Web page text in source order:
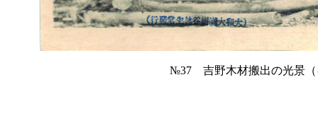
№37 吉野木材搬出の光景（